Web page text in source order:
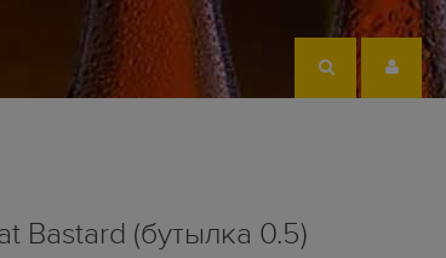
Bastard (бутылка 0.5)